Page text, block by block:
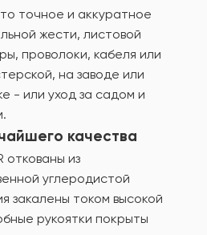
точное и аккуратное
жести, листовой
проволоки, кабеля или
на заводе или
- или уход за садом и
качества
откованы из
углеродистой
закалены током высокой
рукоятки покрыты